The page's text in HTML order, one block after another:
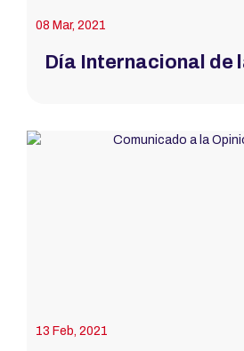
08 Mar, 2021
Día Internacional de
13 Feb, 2021